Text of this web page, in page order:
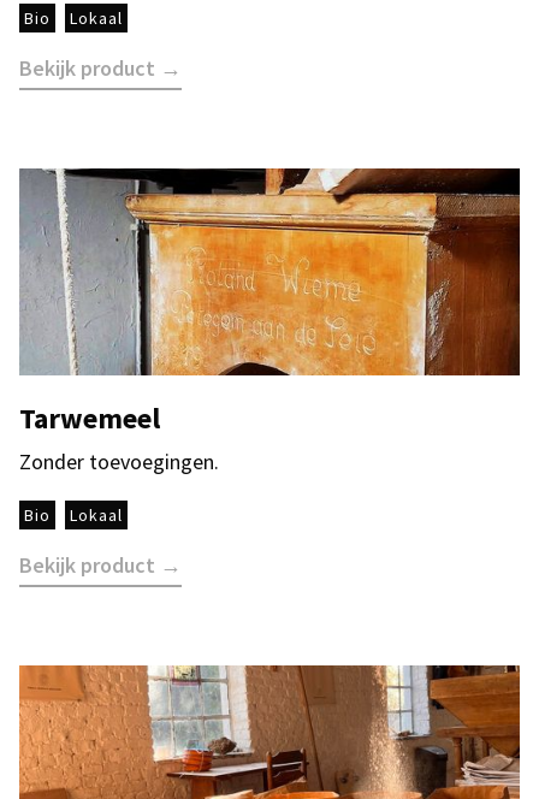
Bio Lokaal
Bekijk product →
Tarwemeel
Zonder toevoegingen.
Bio Lokaal
Bekijk product →